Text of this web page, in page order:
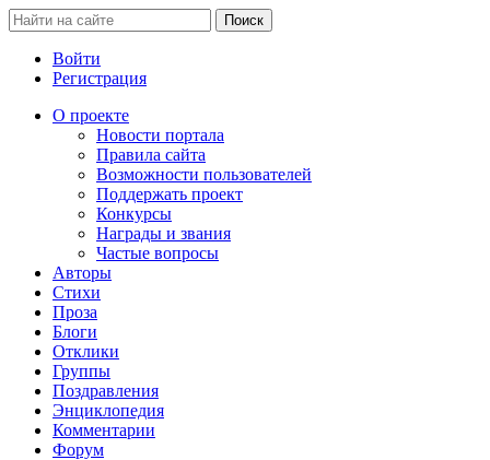
Войти
Регистрация
О проекте
Новости портала
Правила сайта
Возможности пользователей
Поддержать проект
Конкурсы
Награды и звания
Частые вопросы
Авторы
Стихи
Проза
Блоги
Отклики
Группы
Поздравления
Энциклопедия
Комментарии
Форум